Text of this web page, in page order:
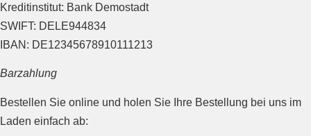
Kreditinstitut: Bank Demostadt
SWIFT: DELE944834
IBAN: DE12345678910111213
Barzahlung
Bestellen Sie online und holen Sie Ihre Bestellung bei uns im
Laden einfach ab: